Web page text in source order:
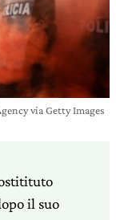
via Getty Images
il suo